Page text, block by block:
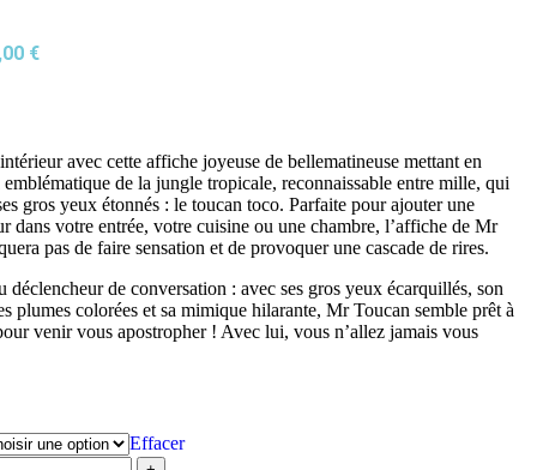
€
avec cette affiche joyeuse de bellematineuse mettant en
emblématique de la jungle tropicale, reconnaissable entre mille, qui
gros yeux étonnés : le toucan toco. Parfaite pour ajouter une
dans votre entrée, votre cuisine ou une chambre, l’affiche de Mr
pas de faire sensation et de provoquer une cascade de rires.
déclencheur de conversation : avec ses gros yeux écarquillés, son
plumes colorées et sa mimique hilarante, Mr Toucan semble prêt à
venir vous apostropher ! Avec lui, vous n’allez jamais vous
Effacer